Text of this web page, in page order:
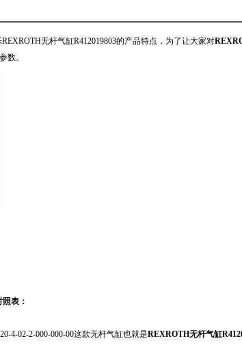
无杆气缸R412019803的产品特点，为了让大家对
数。
表：
02-2-000-000-00这款无杆气缸也就是REXROTH无杆气缸